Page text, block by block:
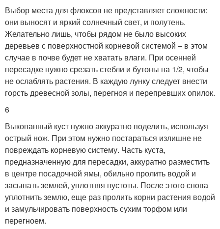
Выбор места для флоксов не представляет сложности:
они выносят и яркий солнечный свет, и полутень.
Желательно лишь, чтобы рядом не было высоких
деревьев с поверхностной корневой системой – в этом
случае в почве будет не хватать влаги. При осенней
пересадке нужно срезать стебли и бутоны на 1/2, чтобы
не ослаблять растения. В каждую лунку следует внести
горсть древесной золы, перегноя и перепревших опилок.
6
Выкопанный куст нужно аккуратно поделить, используя
острый нож. При этом нужно постараться излишне не
повреждать корневую систему. Часть куста,
предназначенную для пересадки, аккуратно разместить
в центре посадочной ямы, обильно пролить водой и
засыпать землей, уплотняя пустоты. После этого снова
уплотнить землю, еще раз пролить корни растения водой
и замульчировать поверхность сухим торфом или
перегноем.